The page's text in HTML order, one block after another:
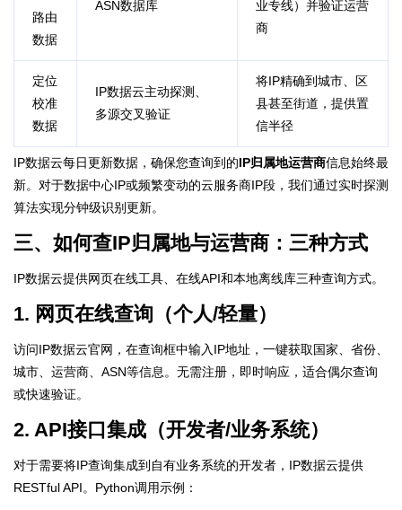
路由
数据
ASN数据库
业专线）并验证运营
商
定位
校准
数据
IP数据云主动探测、
多源交叉验证
将IP精确到城市、区
县甚至街道，提供置
信半径
IP数据云每日更新数据，确保您查询到的IP归属地运营商信息始终最
新。对于数据中心IP或频繁变动的云服务商IP段，我们通过实时探测
算法实现分钟级识别更新。
三、如何查IP归属地与运营商：三种方式
IP数据云提供网页在线工具、在线API和本地离线库三种查询方式。
1. 网页在线查询（个人/轻量）
访问IP数据云官网，在查询框中输入IP地址，一键获取国家、省份、
城市、运营商、ASN等信息。无需注册，即时响应，适合偶尔查询
或快速验证。
2. API接口集成（开发者/业务系统）
对于需要将IP查询集成到自有业务系统的开发者，IP数据云提供
RESTful API。Python调用示例：